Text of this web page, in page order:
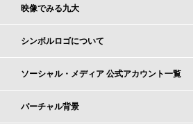
映像でみる九大
シンボルロゴについて
ソーシャル・メディア 公式アカウント一覧
バーチャル背景